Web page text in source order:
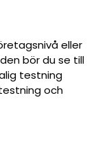
eller
bör du se till
testning
och